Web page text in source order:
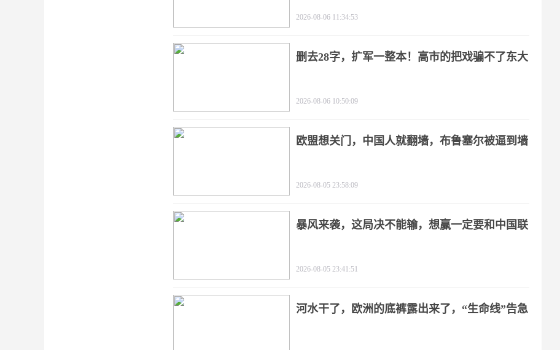
2026-08-06 11:34:53
删去28字，扩军一整本！高市的把戏骗不了东大
2026-08-06 10:50:09
欧盟想关门，中国人就翻墙，布鲁塞尔被逼到墙
2026-08-05 23:58:09
暴风来袭，这局决不能输，想赢一定要和中国联
2026-08-05 23:41:51
河水干了，欧洲的底裤露出来了，“生命线”告急